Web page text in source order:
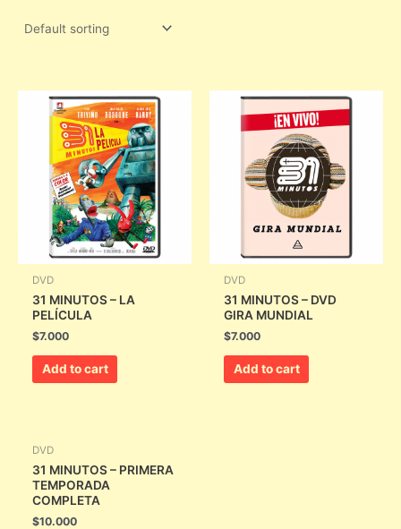
DVD
31 MINUTOS – LA
PELÍCULA
$7.000
Add to cart
DVD
31 MINUTOS – DVD
GIRA MUNDIAL
$7.000
Add to cart
DVD
31 MINUTOS – PRIMERA
TEMPORADA
COMPLETA
$10.000